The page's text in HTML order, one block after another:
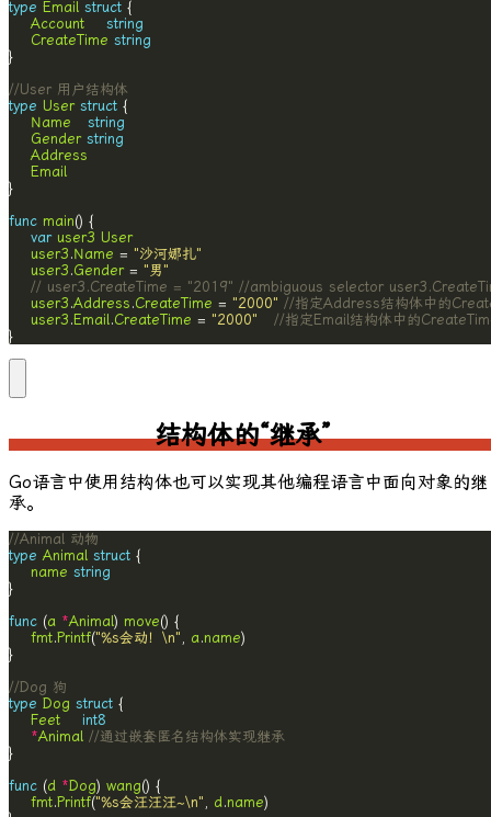
type Email struct
Account
string
CreateTime string
//User 用户结构体
type User struct
Name
string
Gender string
Address
Email
func main
var user3 User
user3 .Name = "沙河娜扎"
user3 .Gender = "男"
// user3.CreateTime = "2019" //ambiguous selector
user3 .Address .CreateTime = "2000" //指定Address结构体中的
user3 .Email.CreateTime = "2000"
//指定Email结构体中的
}
结构体的“继承”
Go语言中使用结构体也可以实现其他编程语言中面向对象的继
承。
//Animal 动物
type Animal struct
name string
func (a *Animal) move
fmt.Printf("%s会动！\n" , a.name
//Dog 狗
type Dog struct
Feet
int8
*Animal //通过嵌套匿名结构体实现继承
func (d *Dog) wang
fmt.Printf("%s会汪汪汪~\n" , d.name